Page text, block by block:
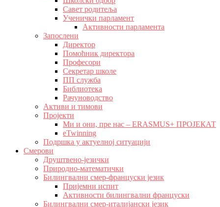
Савет родитеља
Ученички парламент
Активности парламента
Запослени
Директор
Помоћник директора
Професори
Секретар школе
ПП служба
Библиотека
Рачуноводство
Активи и тимови
Пројекти
Ми и они, пре нас – ERASMUS+ ПРОЈЕКАТ
eTwinning
Подршка у актуелној ситуацији
Смерови
Друштвено-језички
Природно-математички
Билингвални смер-француски језик
Пријемни испит
Активности билингвални француски
Билингвални смер-италијански језик